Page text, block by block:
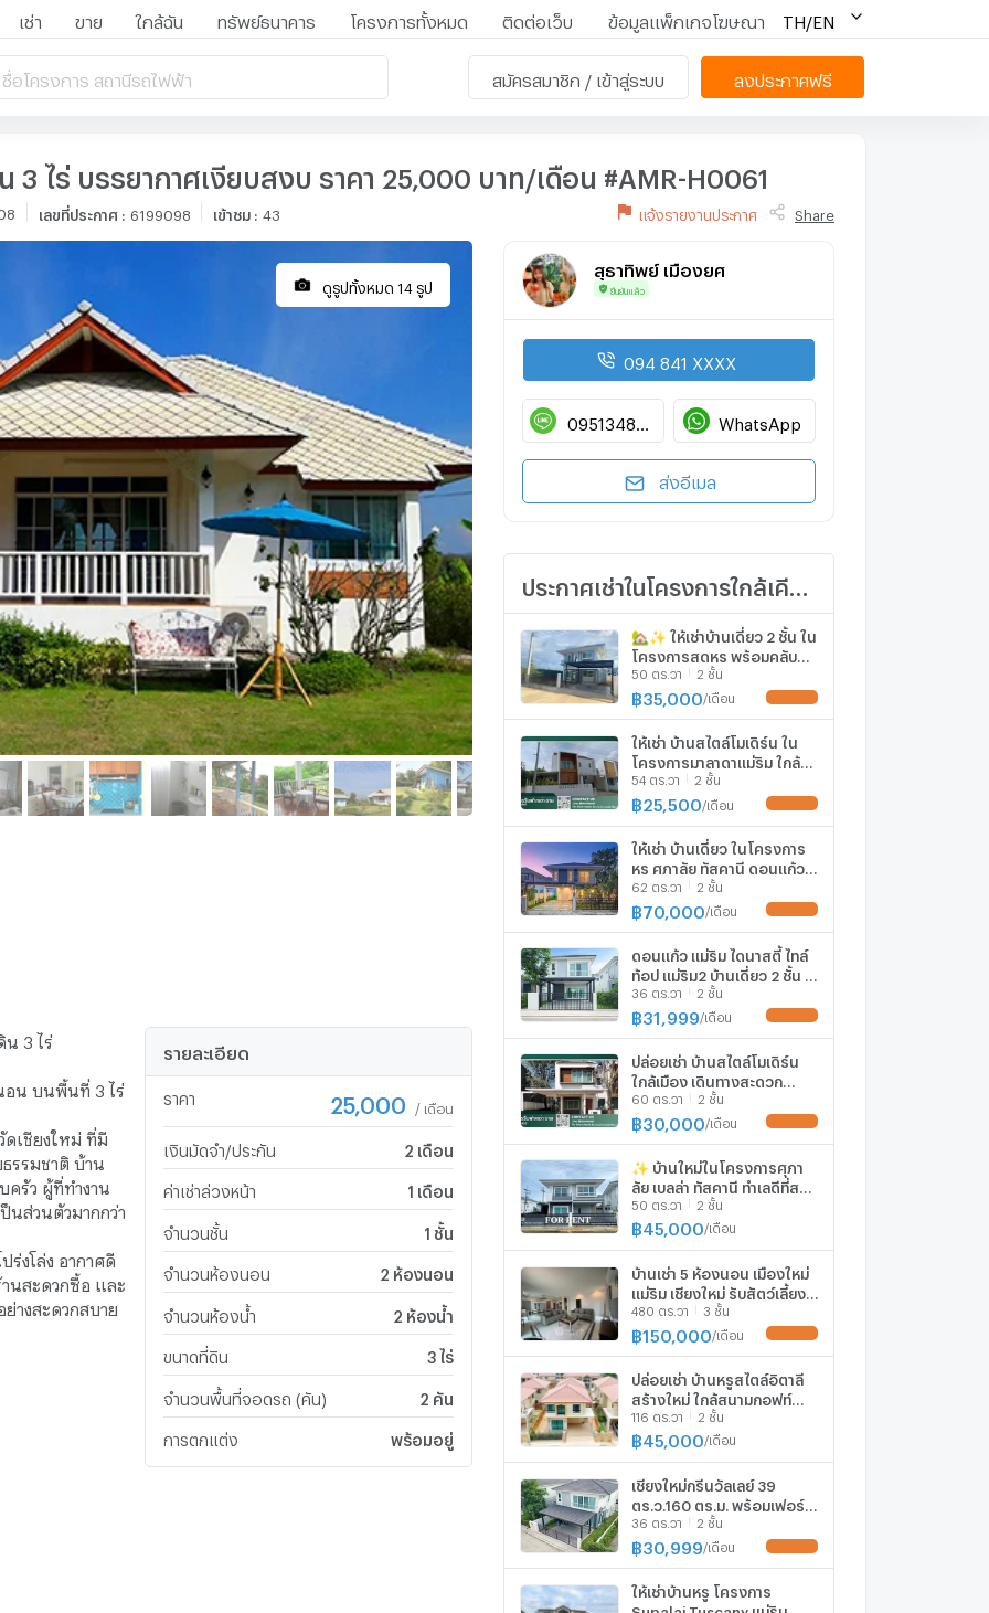
เช่า ขาย ใกล้ฉัน ทรัพย์ธนาคาร โครงการทั้งหมด ติดต่อเว็บ ข้อมูลแพ็กเกจโฆษณา TH/EN
ชื่อโครงการ สถานีรถไฟฟ้า สมัครสมาชิก / เข้าสู่ระบบ ลงประกาศฟรี
3 ไร่ บรรยากาศเงียบสงบ ราคา 25,000 บาท/เดือน #AMR-H0061
เลขที่ประกาศ: 6199098 เข้าชม: 43 แจ้งรายงานประกาศ Share
ดูรูปทั้งหมด 14 รูป
น 3 ไร่
อน บนพื้นที่ 3 ไร่
ดเชียงใหม่ ที่มี
รรมชาติ บ้าน
ครัว ผู้ที่ทำงาน
นส่วนตัวมากกว่า
งโล่ง อากาศดี
านสะดวกซื้อ และ
างสะดวกสบาย
รายละเอียด
ราคา 25,000 / เดือน
เงินมัดจำ/ประกัน 2 เดือน
ค่าเช่าล่วงหน้า 1 เดือน
จำนวนชั้น 1 ชั้น
จำนวนห้องนอน 2 ห้องนอน
จำนวนห้องน้ำ 2 ห้องน้ำ
ขนาดที่ดิน 3 ไร่
จำนวนพื้นที่จอดรถ (คัน) 2 คัน
การตกแต่ง พร้อมอยู่
สุธาทิพย์ เมืองยศ
ยืนยันแล้ว
094 841 XXXX
0951348127 WhatsApp
ส่งอีเมล
🏡✨ ให้เช่าบ้านเดี่ยว 2 ชั้น ใน
โครงการสุดหรู พร้อมคลับ
เฮ้าส์และสระว่ายน้ำ #AMR-
H0220
50 ตร.วา 2 ชั้น
฿35,000 /เดือน
ให้เช่า บ้านสไตล์โมเดิร์น ใน
โครงการมาลาดาแม่ริม ใกล้
นานาชาติเปรมติณสูลานนท์-
RW006561
54 ตร.วา 2 ชั้น
฿25,500 /เดือน
ให้เช่า บ้านเดี่ยว ในโครงการ
หรู ศุภาลัย ทัสคานี ดอนแก้ว-
แม่ริม เชียงใหม่ - RW004104
62 ตร.วา 2 ชั้น
฿70,000 /เดือน
ดอนแก้ว แม่ริม ไดนาสตี้ ไทล์
ท้อป แม่ริม2 บ้านเดี่ยว 2 ชั้น 3
นอน 3 น้ำ เชียงใหม่กรีนวัล
เลย์ 39 ตร.ว.160 ตร.ม. พร้อม
36 ตร.วา 2 ชั้น
฿31,999 /เดือน
ปล่อยเช่า บ้านสไตล์โมเดิร์น
ใกล้เมือง เดินทางสะดวก
พร้อมเข้าอยู่ - RW005102
60 ตร.วา 2 ชั้น
฿30,000 /เดือน
✨ บ้านใหม่ในโครงการศุภา
ลัย เบลล่า ทัสคานี ทำเลดีที่สุด
ติดกาดฝรั่งแม่ริม เดินไปได้
บรรยากาศเงียบสงบ พร้อม
50 ตร.วา 2 ชั้น
฿ 45,000 /เดือน
บ้านเช่า 5 ห้องนอน เมืองใหม่
แม่ริม เชียงใหม่ รับสัตว์เลี้ยง
(ID 1378547)
480 ตร.วา 3 ชั้น
฿150,000 /เดือน
ปล่อยเช่า บ้านหรูสไตล์อิตาลี
สร้างใหม่ ใกล้สนามกอฟท์
โครงการ SUPALAI
TUSCANY แม่ริม-เชียงใหม่
116 ตร.วา 2 ชั้น
฿ 45,000 /เดือน
เชียงใหม่กรีนวัลเลย์ 39
ตร.ว.160 ตร.ม. พร้อมเฟอร์ฯ
ดอนแก้ว แม่ริม ไดนาสตี้ ไทล์
ท้อป แม่ริม2 บ้านเดี่ยว 2 ชั้น 3
36 ตร.วา 2 ชั้น
฿30,999 /เดือน
ให้เช่าบ้านหรู โครงการ
Supalai Tuscany แม่ริม-